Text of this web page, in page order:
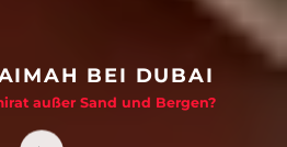
BEI DUBAI
außer Sand und Bergen?